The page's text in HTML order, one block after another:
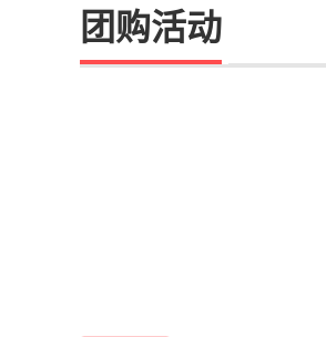
团购活动